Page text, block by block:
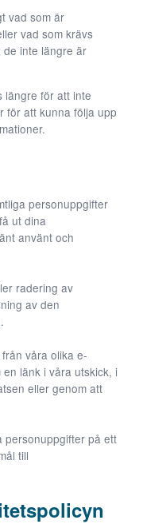
vad som är
vad som krävs
inte längre är
längre för att inte
för att kunna följa upp
personuppgifter
ut dina
använt och
radering av
av den
våra olika e-
länk i våra utskick, i
eller genom att
personuppgifter på ett
till